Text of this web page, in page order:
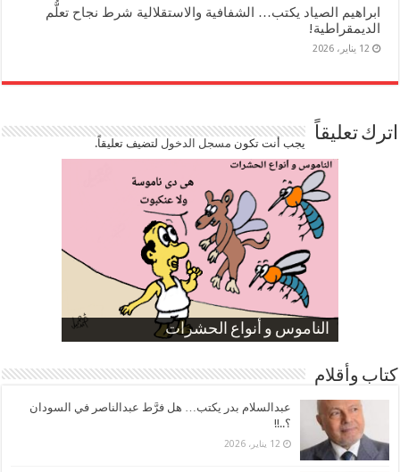
ابراهيم الصياد يكتب… الشفافية والاستقلالية شرط نجاح تعلُّم
الديمقراطية!
12 يناير، 2026
اترك تعليقاً يجب أنت تكون مسجل الدخوللتضيف تعليقاً.
الناموس و أنواع الحشرات
الموظفين بعد ارتفاع الأسعار
ارتفاع نسبة الطلاق في مصر
صورة كاركاتيرية
صورة كاركاتيرية
كتاب وأقلام
عبدالسلام بدر يكتب… هل فرَّط عبدالناصر في السودان
؟..!!
12 يناير، 2026